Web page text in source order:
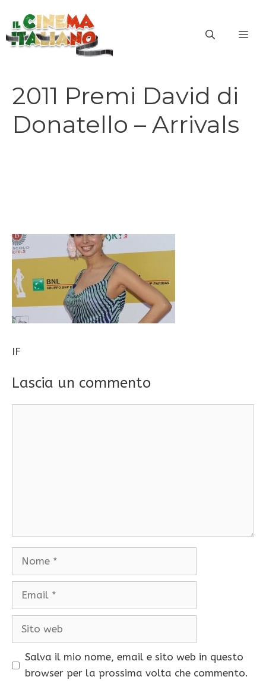
contenuto
2011 Premi David di
Donatello – Arrivals
IF
Lascia un commento
Nome
Email
Sito
Salva il mio nome, email e sito web in questo
browser per la prossima volta che commento.